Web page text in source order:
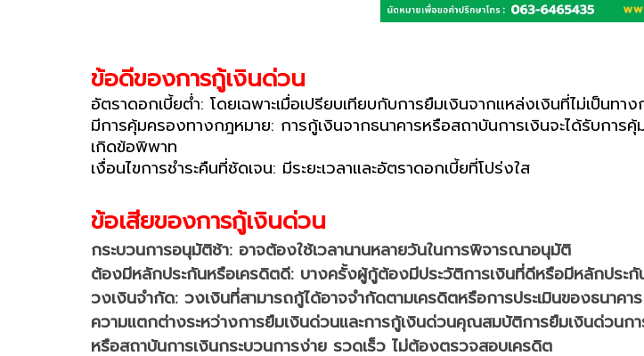
ข้อดีของการกู้เงินด่วน
อัตราดอกเบี้ยต่ำ: โดยเฉพาะเมื่อเปรียบเทียบกับการยืมเงินจากแหล่งเงินที่ไม่เป็นทาง
มีการคุ้มครองทางกฎหมาย: การกู้เงินจากธนาคารหรือสถาบันการเงินจะได้รับกา
เกิดข้อพิพาท
เงื่อนไขการชำระคืนที่ชัดเจน: มีระยะเวลาและอัตราดอกเบี้ยที่โปร่งใส
ข้อเสียของการกู้เงินด่วน
กระบวนการอนุมัติช้า: อาจต้องใช้เวลานานหลายวันในการพิจารณาอนุมัติ
ต้องมีหลักประกันหรือเครดิตดี: บางครั้งผู้กู้ต้องมีประวัติการเงินที่ดีหรือมีหลักประกั
วงเงินจำกัด: วงเงินที่สามารถกู้ได้อาจจำกัดตามเครดิตหรือการประเมินของธนาคาร
ความแตกต่างระหว่างการยืมเงินด่วนและการกู้เงินด่วนคุณสมบัติการยืมเงินด่วนก
หรือสถาบันการเงินกระบวนการง่าย รวดเร็ว ไม่ต้องตรวจสอบเครดิต